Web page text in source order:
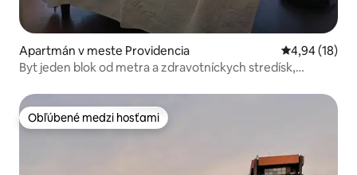
Apartmán v meste Providencia Priemerné
4,94 (18)
Byt jeden blok od metra a zdravotníckych stredísk,
Obľúbené medzi hosťami
Obľúbené medzi hosťami